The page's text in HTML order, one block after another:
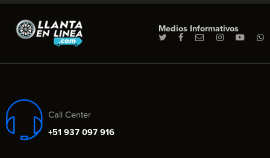
Medios Informativos
Call Center
+51 937 097 916